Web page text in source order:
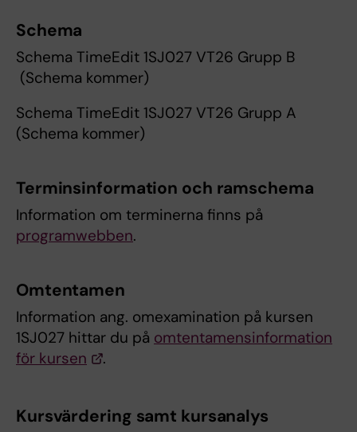
Schema
Schema TimeEdit 1SJ027 VT26 Grupp B
(Schema kommer)
Schema TimeEdit 1SJ027 VT26 Grupp A
(Schema kommer)
Terminsinformation och ramschema
Information om terminerna finns på
programwebben.
Omtentamen
Information ang. omexamination på kursen
1SJ027 hittar du på omtentamensinformation
för kursen
.
Kursvärdering samt kursanalys